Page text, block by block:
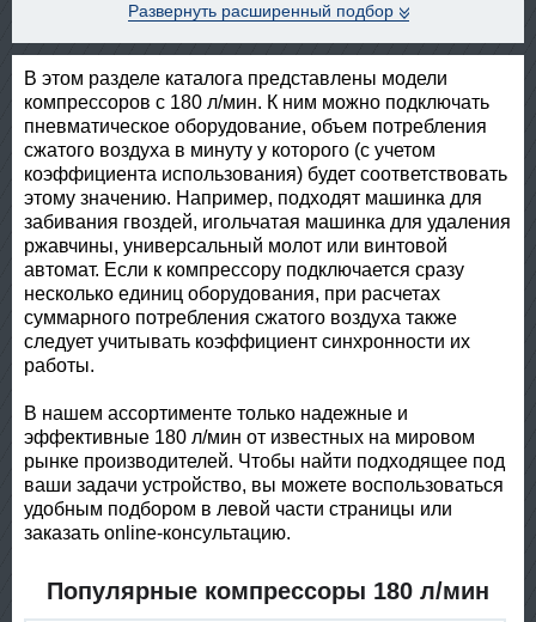
Развернуть расширенный подбор
В этом разделе каталога представлены модели
компрессоров с 180 л/мин. К ним можно подключать
пневматическое оборудование, объем потребления
сжатого воздуха в минуту у которого (с учетом
коэффициента использования) будет соответствовать
этому значению. Например, подходят машинка для
забивания гвоздей, игольчатая машинка для удаления
ржавчины, универсальный молот или винтовой
автомат. Если к компрессору подключается сразу
несколько единиц оборудования, при расчетах
суммарного потребления сжатого воздуха также
следует учитывать коэффициент синхронности их
работы.
В нашем ассортименте только надежные и
эффективные 180 л/мин от известных на мировом
рынке производителей. Чтобы найти подходящее под
ваши задачи устройство, вы можете воспользоваться
удобным подбором в левой части страницы или
заказать online-консультацию.
Популярные компрессоры 180 л/мин